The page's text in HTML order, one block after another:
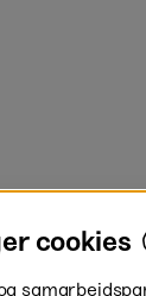
cookies